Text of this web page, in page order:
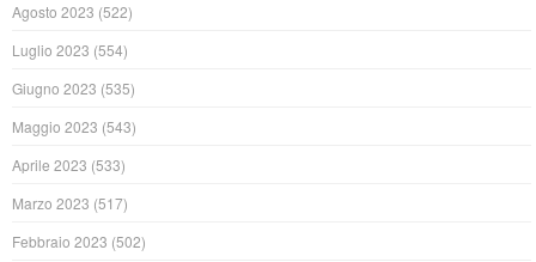
Agosto 2023 (522)
Luglio 2023 (554)
Giugno 2023 (535)
Maggio 2023 (543)
Aprile 2023 (533)
Marzo 2023 (517)
Febbraio 2023 (502)